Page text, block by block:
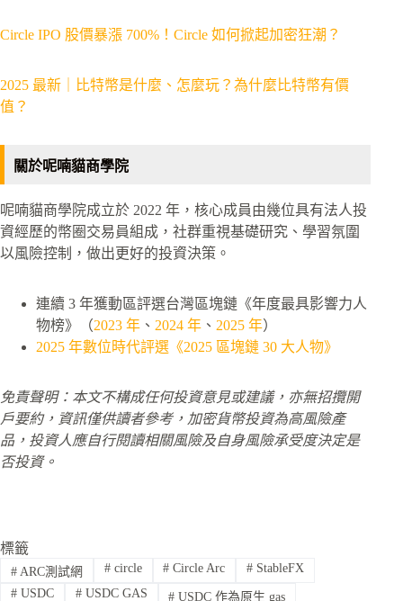
Circle IPO 股價暴漲 700%！Circle 如何掀起加密狂潮？
2025 最新｜比特幣是什麼、怎麼玩？為什麼比特幣有價
值？
關於呢喃貓商學院
呢喃貓商學院成立於 2022 年，核心成員由幾位具有法人投
資經歷的幣圈交易員組成，社群重視基礎研究、學習氛圍
以風險控制，做出更好的投資決策。
連續 3 年獲動區評選台灣區塊鏈《年度最具影響力人
物榜》（2023 年 、 2024 年 、 2025 年）
2025 年數位時代評選《2025 區塊鏈 30 大人物》
免責聲明：本文不構成任何投資意見或建議，亦無招攬開
戶要約，資訊僅供讀者參考，加密貨幣投資為高風險產
品，投資人應自行閱讀相關風險及自身風險承受度決定是
否投資。
標籤
#ARC測試網 #circle # Circle Arc # StableFX
#USDC #USDC GAS # USDC 作為原生 gas